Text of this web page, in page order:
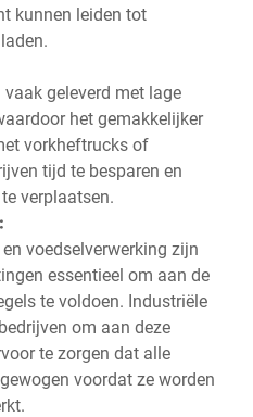
kunnen leiden tot
geleverd met lage
het gemakkelijker
vorkheftrucks of
tijd te besparen en
verplaatsen.
voedselverwerking zijn
essentieel om aan de
te voldoen. Industriële
om aan deze
te zorgen dat alle
voordat ze worden